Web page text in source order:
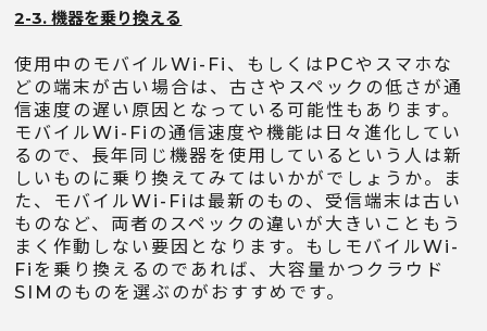
2-3. 機器を乗り換える
使用中のモバイルWi-Fi、もしくはPCやスマホな
どの端末が古い場合は、古さやスペックの低さが通
信速度の遅い原因となっている可能性もあります。
モバイルWi-Fiの通信速度や機能は日々進化してい
るので、長年同じ機器を使用しているという人は新
しいものに乗り換えてみてはいかがでしょうか。ま
た、モバイルWi-Fiは最新のもの、受信端末は古い
ものなど、両者のスペックの違いが大きいこともう
まく作動しない要因となります。もしモバイルWi-
Fiを乗り換えるのであれば、大容量かつクラウド
SIMのものを選ぶのがおすすめです。